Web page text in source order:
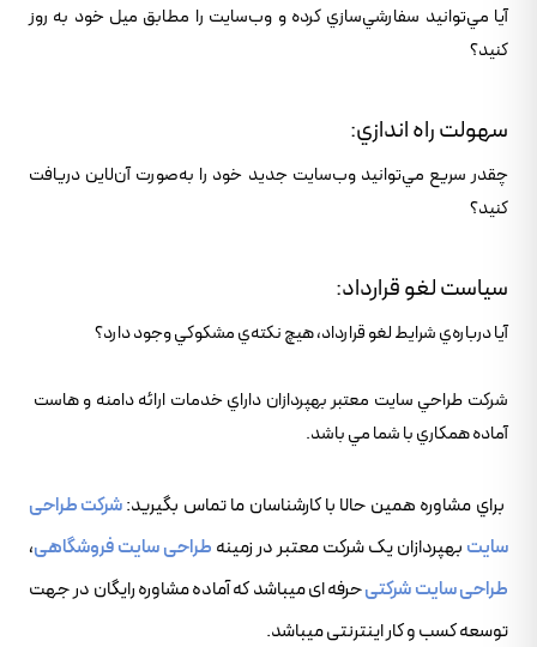
آيا مي‌توانيد سفارشي‌سازي کرده و وب‌سايت را مطابق ميل خود به روز
کنيد؟
سهولت راه اندازي:
چقدر سريع مي‌توانيد وب‌سايت جديد خود را به‌صورت آن‌لاين دريافت
کنيد؟
سياست لغو قرارداد:
آيا درباره‌ي شرايط لغو قرارداد، هيچ نکته‌ي مشکوکي وجود دارد؟
شرکت طراحي سايت معتبر بهپردازان داراي خدمات ارائه دامنه و هاست
آماده همکاري با شما مي باشد.
براي مشاوره همين حالا با کارشناسان ما تماس بگيريد:شرکت طراحی
سایت بهپردازان یک شرکت معتبر در زمینه طراحی سایت فروشگاهی،
طراحی سایت شرکتیحرفه ای میباشد که آماده مشاوره رایگان در جهت
توسعه کسب و کار اینترنتی میباشد.